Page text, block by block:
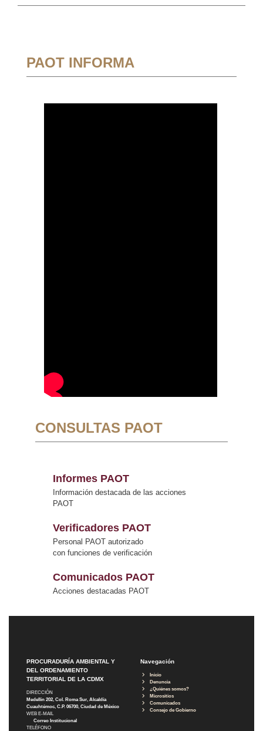
PAOT INFORMA
CONSULTAS PAOT
Informes PAOT
Información destacada de las acciones
PAOT
Verificadores PAOT
Personal PAOT autorizado
con funciones de verificación
Comunicados PAOT
Acciones destacadas PAOT
PROCURADURÍA AMBIENTAL Y
DEL ORDENAMIENTO
TERRITORIAL DE LA CDMX
DIRECCIÓN
Medellín 202, Col. Roma Sur, Alcaldía
Cuauhtémoc, C.P. 06700, Ciudad de México
WEB E-MAIL
Correo Institucional
TELÉFONO
Navegación
Inicio
Denuncia
¿Quiénes somos?
Micrositios
Comunicados
Consejo de Gobierno